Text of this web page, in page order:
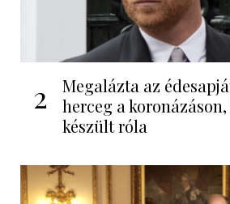
2
Megalázta az
herceg a
készült róla